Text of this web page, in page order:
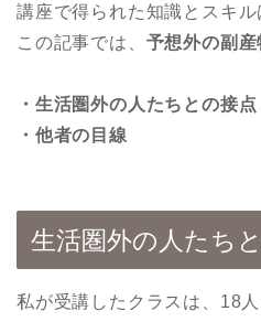
講座で得られた知識とスキル
この記事では、 予想外の副産
・生活圏外の人たちとの接点
・他者の目線
生活圏外の人たち
私が受講したクラスは、18人